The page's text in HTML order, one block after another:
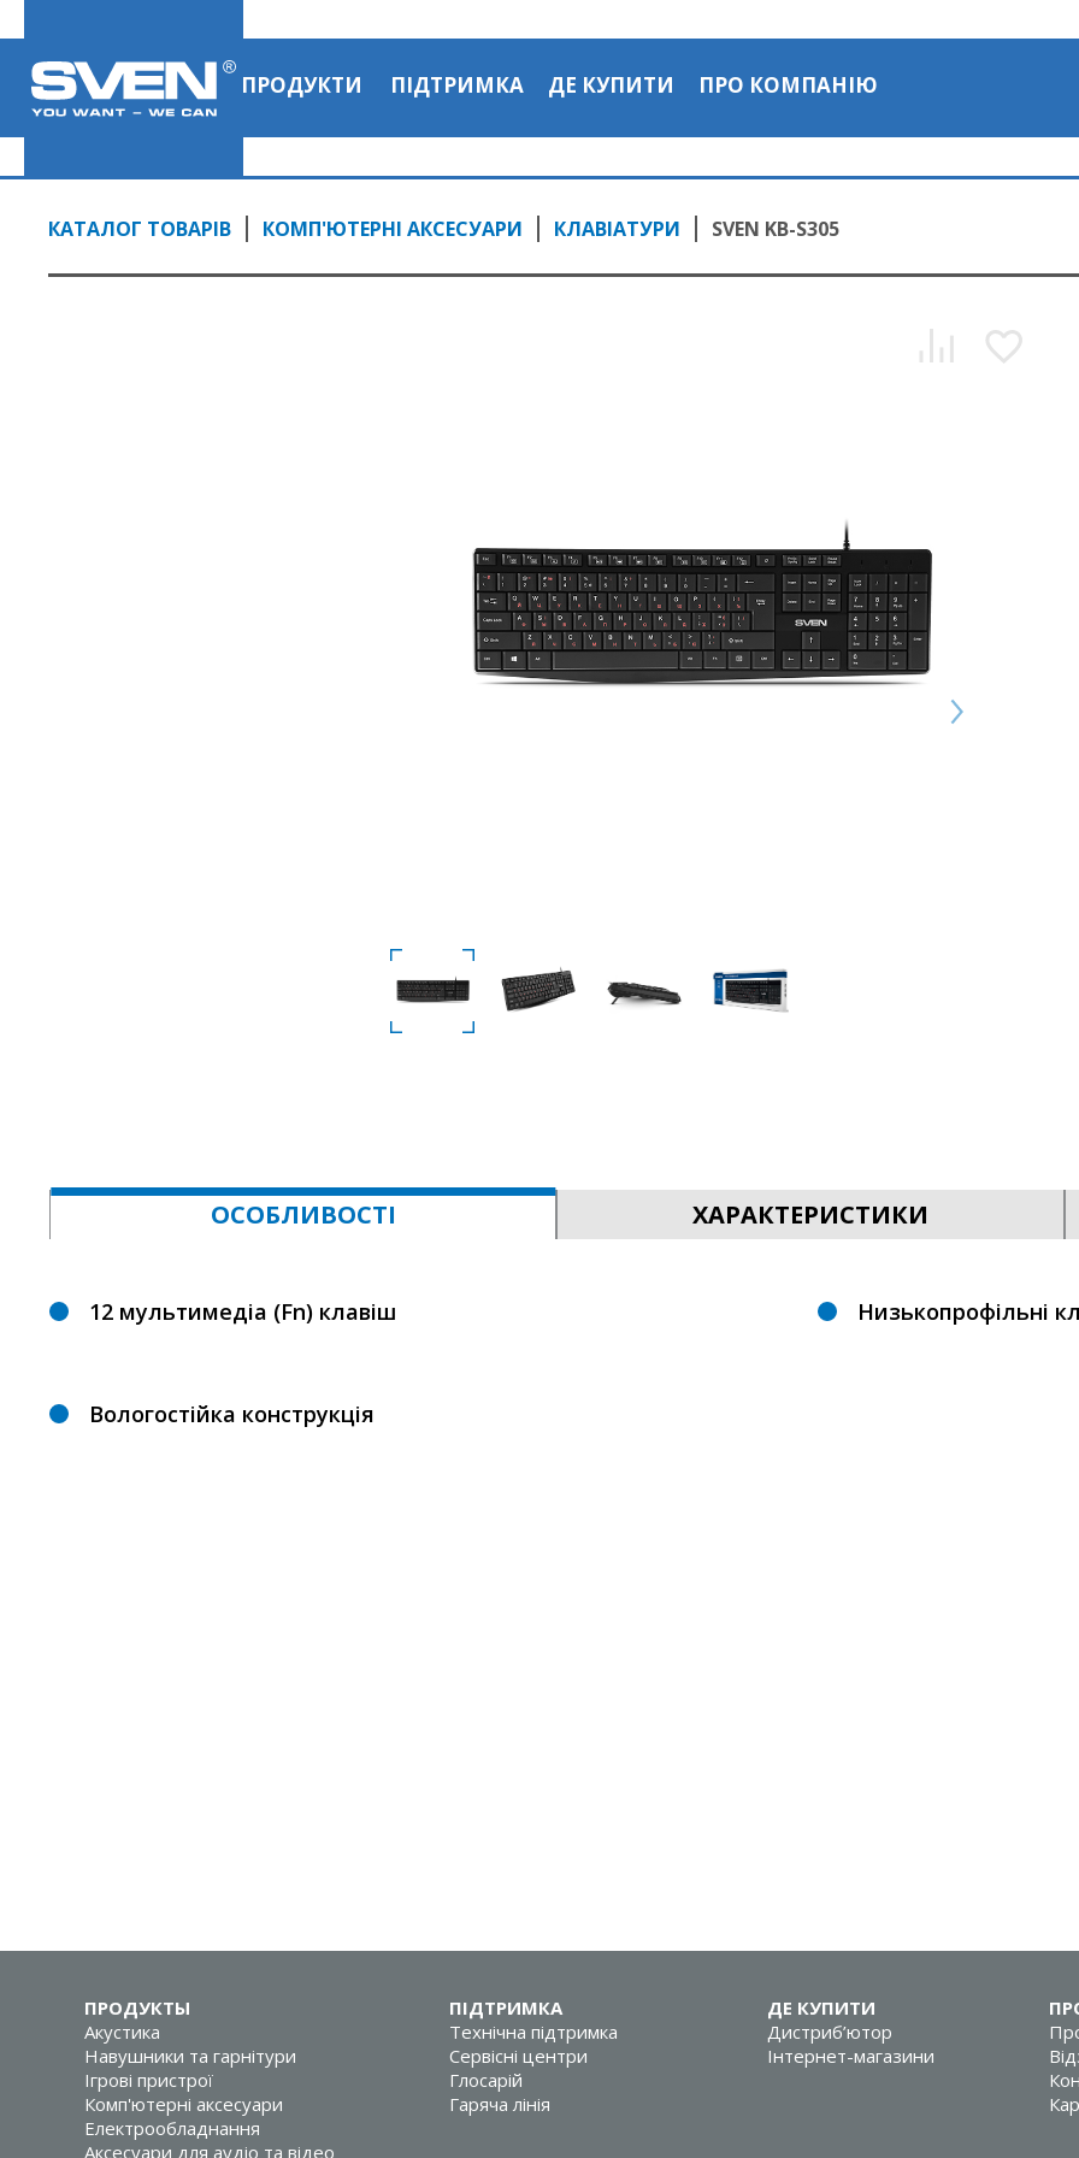
ПРОДУКТИ ПІДТРИМКА ДЕ КУПИТИ ПРО КОМПАНІЮ
КАТАЛОГ ТОВАРІВ КОМП'ЮТЕРНІ АКСЕСУАРИ КЛАВІАТУРИ SVEN KB-S305
ОСОБЛИВОСТІ ХАРАКТЕРИСТИКИ
12 мультимедіа (Fn) клавіш
Вологостійка конструкція
Низькопрофільні
ПРОДУКТЫ
Акустика
Навушники та гарнітури
Ігрові пристрої
Комп'ютерні аксесуари
Електрообладнання
Аксесуари для аудіо та відео
ПІДТРИМКА
Технічна підтримка
Сервісні центри
Глосарій
Гаряча лінія
ДЕ КУПИТИ
Дистриб’ютор
Інтернет-магазини